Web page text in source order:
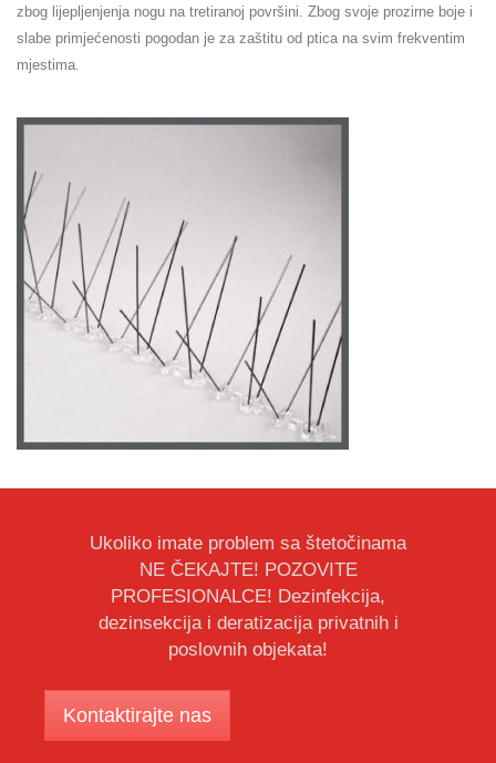
zbog lijepljenjenja nogu na tretiranoj površini. Zbog svoje prozirne boje i
slabe primjećenosti pogodan je za zaštitu od ptica na svim frekventim
mjestima.
Ukoliko imate problem sa štetočinama
NE ČEKAJTE! POZOVITE
PROFESIONALCE! Dezinfekcija,
dezinsekcija i deratizacija privatnih i
poslovnih objekata!
Kontaktirajte nas